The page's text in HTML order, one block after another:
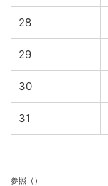
28
29
30
31
参照（ ）